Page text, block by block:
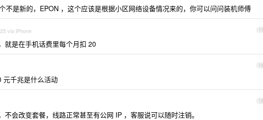
不是新的，EPON ，这个应该是根据小区网络设备情况来的，你可以问问装机师傅
17
via iPhone
就是在手机话费里每个月扣 20
18
元千兆是什么活动
19
不会改变套餐，线路正常甚至有公网 IP ，客服说可以随时注销。